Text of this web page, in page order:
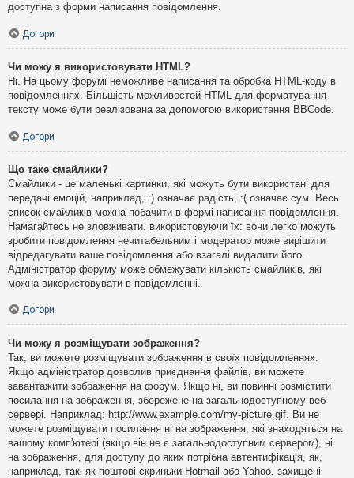
доступна з форми написання повідомлення.
Догори
Чи можу я використовувати HTML?
Ні. На цьому форумі неможливе написання та обробка HTML-коду в
повідомленнях. Більшість можливостей HTML для форматування
тексту може бути реалізована за допомогою використання BBCode.
Догори
Що таке смайлики?
Смайлики - це маленькі картинки, які можуть бути використані для
передачі емоцій, наприклад, :) означає радість, :( означає сум. Весь
список смайликів можна побачити в формі написання повідомлення.
Намагайтесь не зловживати, використовуючи їх: вони легко можуть
зробити повідомлення нечитабельним і модератор може вирішити
відредагувати ваше повідомлення або взагалі видалити його.
Адміністратор форуму може обмежувати кількість смайликів, які
можна використовувати в повідомленні.
Догори
Чи можу я розміщувати зображення?
Так, ви можете розміщувати зображення в своїх повідомленнях.
Якщо адміністратор дозволив приєднання файлів, ви можете
завантажити зображення на форум. Якщо ні, ви повинні розмістити
посилання на зображення, збережене на загальнодоступному веб-
сервері. Наприклад: http://www.example.com/my-picture.gif. Ви не
можете розміщувати посилання ні на зображення, які знаходяться на
вашому комп'ютері (якщо він не є загальнодоступним сервером), ні
на зображення, для доступу до яких потрібна автентифікація, як,
наприклад, такі як поштові скриньки Hotmail або Yahoo, захищені